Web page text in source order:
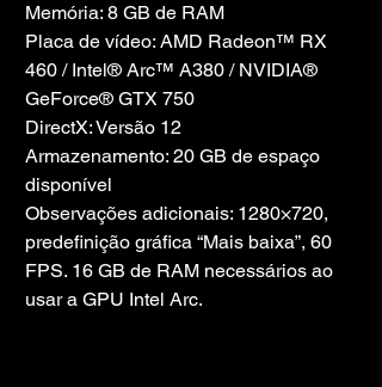
Memória: 8 GB de RAM
Placa de vídeo: AMD Radeon™ RX
460 / Intel® Arc™ A380 / NVIDIA®
GeForce® GTX 750
DirectX: Versão 12
Armazenamento: 20 GB de espaço
disponível
Observações adicionais: 1280×720,
predefinição gráfica “Mais baixa”, 60
FPS. 16 GB de RAM necessários ao
usar a GPU Intel Arc.